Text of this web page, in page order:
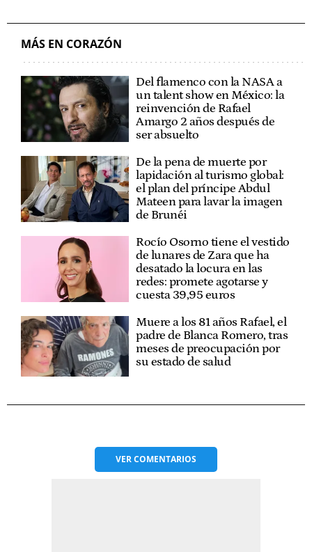
MÁS EN CORAZÓN
Del flamenco con la NASA a
un talent show en México: la
reinvención de Rafael
Amargo 2 años después de
ser absuelto
De la pena de muerte por
lapidación al turismo global:
el plan del príncipe Abdul
Mateen para lavar la imagen
de Brunéi
Rocío Osorno tiene el vestido
de lunares de Zara que ha
desatado la locura en las
redes: promete agotarse y
cuesta 39,95 euros
Muere a los 81 años Rafael, el
padre de Blanca Romero, tras
meses de preocupación por
su estado de salud
VERCOMENTARIOS